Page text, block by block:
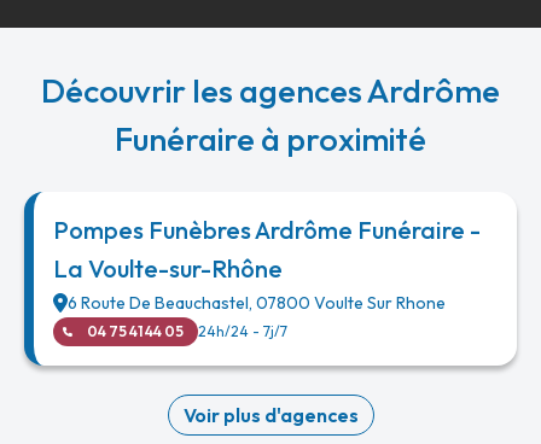
Découvrir les agences Ardrôme
Funéraire à proximité
Pompes Funèbres Ardrôme Funéraire -
La Voulte-sur-Rhône
6 Route De Beauchastel, 07800 Voulte Sur Rhone
04 75 41 44 05 24h/24 - 7j/7
Voir plus d'agences